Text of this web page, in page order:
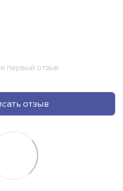
первый отзыв
отзыв